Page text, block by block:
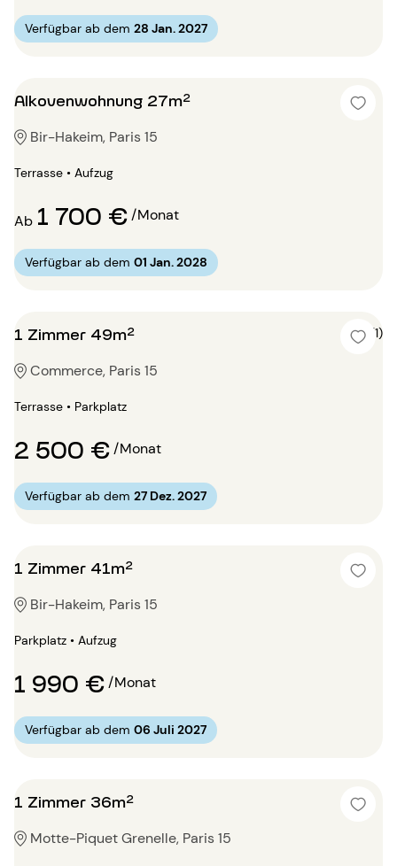
Verfügbar ab dem 28 Jan. 2027
Alkovenwohnung 27m²
Bir-Hakeim, Paris 15
Terrasse • Aufzug
Ab 1 700 €/Monat
Verfügbar ab dem 01 Jan. 2028
1 Zimmer 49m² 4 (1)
Commerce, Paris 15
Terrasse • Parkplatz
2 500 €/Monat
Verfügbar ab dem 27 Dez. 2027
1 Zimmer 41m²
Bir-Hakeim, Paris 15
Parkplatz • Aufzug
1 990 €/Monat
Verfügbar ab dem 06 Juli 2027
1 Zimmer 36m²
Motte-Piquet Grenelle, Paris 15